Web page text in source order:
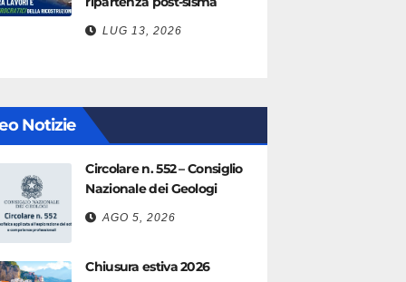
LUG 13, 2026
Notizie
Circolare n. 552 – Consiglio
Nazionale dei Geologi
AGO 5, 2026
Chiusura estiva 2026